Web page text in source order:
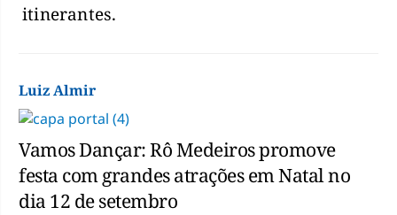
itinerantes.
Luiz Almir
Vamos Dançar: Rô Medeiros promove
festa com grandes atrações em Natal no
dia 12 de setembro